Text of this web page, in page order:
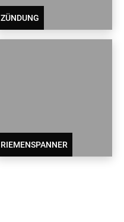
ZÜNDUNG
RIEMENSPANNER